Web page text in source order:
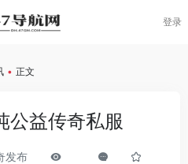
登录
• 正文
公益传奇私服
发布